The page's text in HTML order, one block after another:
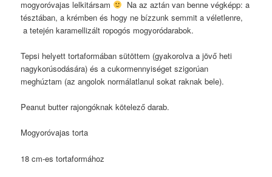
mogyoróvajas lelkitársam
Na az aztán van benne végképp: a
tésztában, a krémben és hogy ne bízzunk semmit a véletlenre,
a tetején karamellizált ropogós mogyoródarabok.
Tepsi helyett tortaformában sütöttem (gyakorolva a jövő heti
nagykorúsodására) és a cukormennyiséget szigorúan
meghúztam (az angolok normálatlanul sokat raknak bele).
Peanut butter rajongóknak kötelező darab.
Mogyoróvajas torta
18 cm-es tortaformához